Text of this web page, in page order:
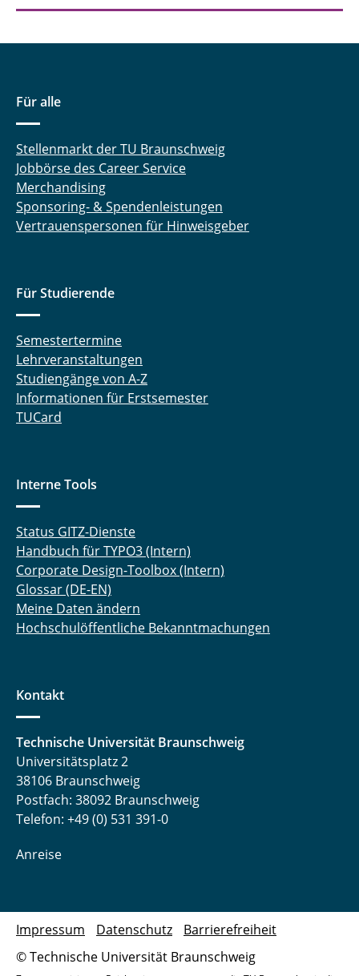
Für alle
Stellenmarkt der TU Braunschweig
Jobbörse des Career Service
Merchandising
Sponsoring- & Spendenleistungen
Vertrauenspersonen für Hinweisgeber
Für Studierende
Semestertermine
Lehrveranstaltungen
Studiengänge von A-Z
Informationen für Erstsemester
TUCard
Interne Tools
Status GITZ-Dienste
Handbuch für TYPO3 (Intern)
Corporate Design-Toolbox (Intern)
Glossar (DE-EN)
Meine Daten ändern
Hochschulöffentliche Bekanntmachungen
Kontakt
Technische Universität Braunschweig
Universitätsplatz 2
38106 Braunschweig
Postfach: 38092 Braunschweig
Telefon: +49 (0) 531 391-0
Anreise
© Technische Universität Braunschweig
Impressum Datenschutz Barrierefreiheit